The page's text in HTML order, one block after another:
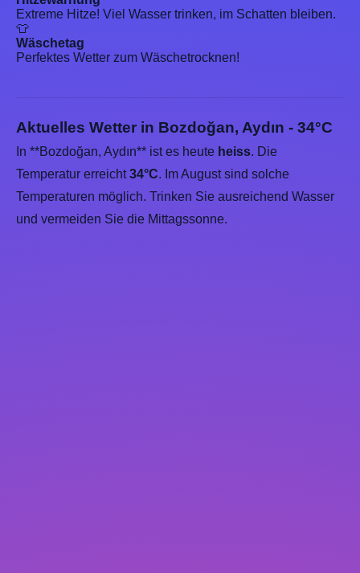
Extreme Hitze! Viel Wasser trinken, im Schatten bleiben.
👕
Wäschetag
Perfektes Wetter zum Wäschetrocknen!
Aktuelles Wetter in Bozdoğan, Aydın - 34°C
In **Bozdoğan, Aydın** ist es heute heiss. Die
Temperatur erreicht34°C. Im August sind solche
Temperaturen möglich. Trinken Sie ausreichend Wasser
und vermeiden Sie die Mittagssonne.